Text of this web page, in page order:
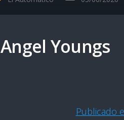
Angel Youngs
Publicado